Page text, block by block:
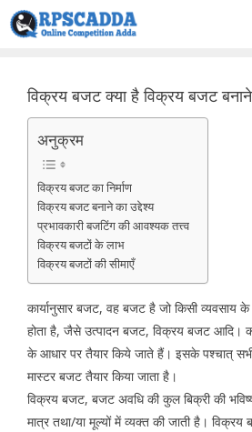
Skip
to
विक्रय बजट क्या है विक्रय बजट
अनुक्रम
विक्रय बजट का निर्माण
विक्रय बजट बनाने का उद्देश्य
प्रभावकारी बजटिंग की आवश्यक तत्त्व
विक्रय बजटों के लाभ
विक्रय बजटों की सीमाएँ
कार्यानुसार बजट, वह बजट है जो किसी व्यवसाय के
होता है, जैसे उत्पादन बजट, विक्रय बजट आदि।
के आधार पर तैयार किये जाते हैं। इसके पश्चात्
मास्टर बजट तैयार किया जाता है।
विक्रय बजट, बजट अवधि की कुल बिक्री की
मात्र तथा/या मूल्यों में व्यक्त की जाती है।